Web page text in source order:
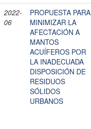
2022-
06
PROPUESTA PARA
MINIMIZAR LA
AFECTACIÓN A
MANTOS
ACUÍFEROS POR
LA INADECUADA
DISPOSICIÓN DE
RESIDUOS
SÓLIDOS
URBANOS